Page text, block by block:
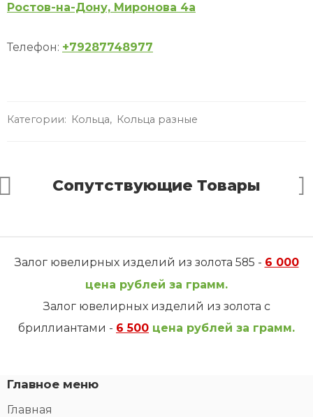
Ростов-на-Дону, Миронова 4а
Телефон: +79287748977
Категории: Кольца, Кольца разные
Сопутствующие Товары
Залог ювелирных изделий из золота 585 - 6 000
цена рублей за грамм.
Залог ювелирных изделий из золота с
бриллиантами - 6 500 цена рублей за грамм.
Главное меню
Главная